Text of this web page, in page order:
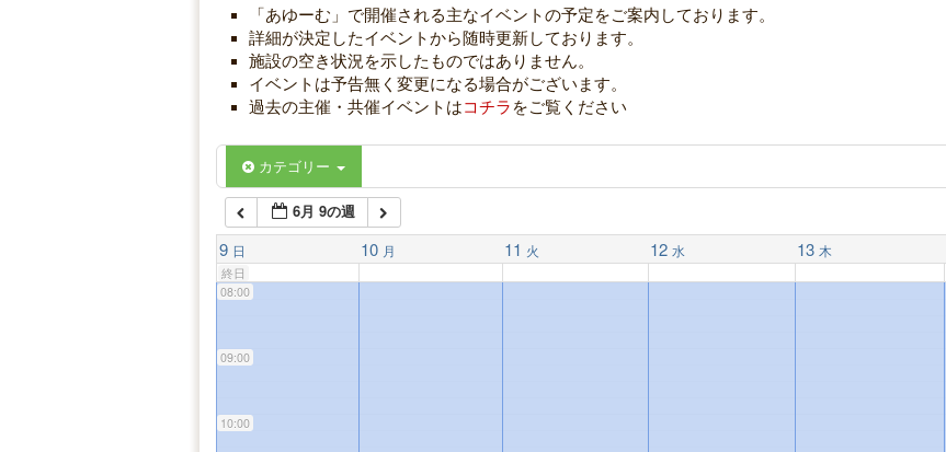
「あゆーむ」で開催される主なイベントの予定をご案内しております。
詳細が決定したイベントから随時更新しております。
施設の空き状況を示したものではありません。
イベントは予告無く変更になる場合がございます。
過去の主催・共催イベントはコチラ をご覧ください
カテゴリー
6月 9の週
9 日 10 月 11 火 12 水 13 木
終日
04:00
06:00
07:00
08:00
09:00
10:00